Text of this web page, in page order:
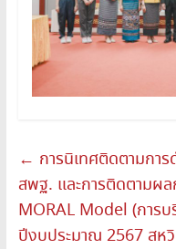
← การนิเทศติดตามการ
สพฐ. และการติดตามผล
MORAL Model (การ
ปีงบประมาณ 2567 สห